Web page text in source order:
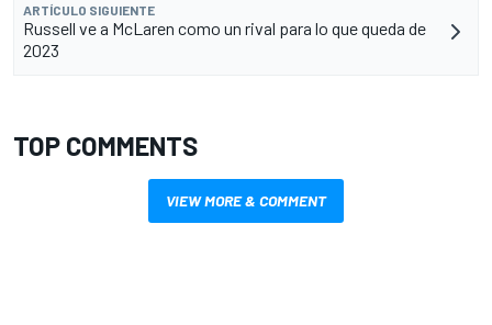
ARTÍCULO SIGUIENTE
Russell ve a McLaren como un rival para lo que queda de
2023
TOP COMMENTS
VIEW MORE & COMMENT